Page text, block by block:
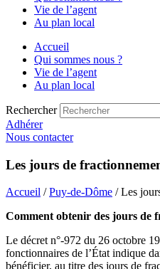
Vie de l’agent
Au plan local
Accueil
Qui sommes nous ?
Vie de l’agent
Au plan local
Rechercher
Adhérer
Nous contacter
Les jours de
Accueil /Puy-de-Dôme / Les
Comment obtenir des jours de
Le décret n°-972 du 26 octobre
fonctionnaires de l’État indique
bénéficier, au titre des jours de